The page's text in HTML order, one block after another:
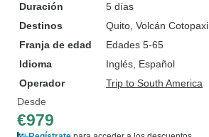
Duración
5 días
Destinos
Quito , Volcán Cotopaxi
Franja de edad
Edades 5-65
Idioma
Inglés, Español
Operador
Trip to South America
Desde
€979